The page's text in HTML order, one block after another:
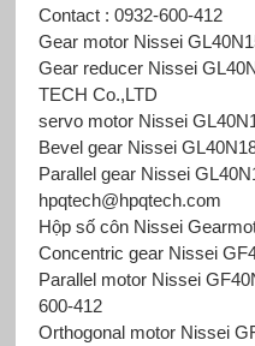
Contact : 0932-600-412
Gear motor Nissei
Gear reducer Nissei
TECH Co.,LTD
servo motor Nissei
Bevel gear Nissei
Parallel gear Nissei
hpqtech@hpqtech.com
Hộp số côn Nissei
Concentric gear Nissei
Parallel motor Nissei
600-412
Orthogonal motor Nissei